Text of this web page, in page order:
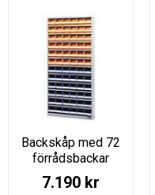
Backskåp med 72
förrådsbackar
7.190 kr